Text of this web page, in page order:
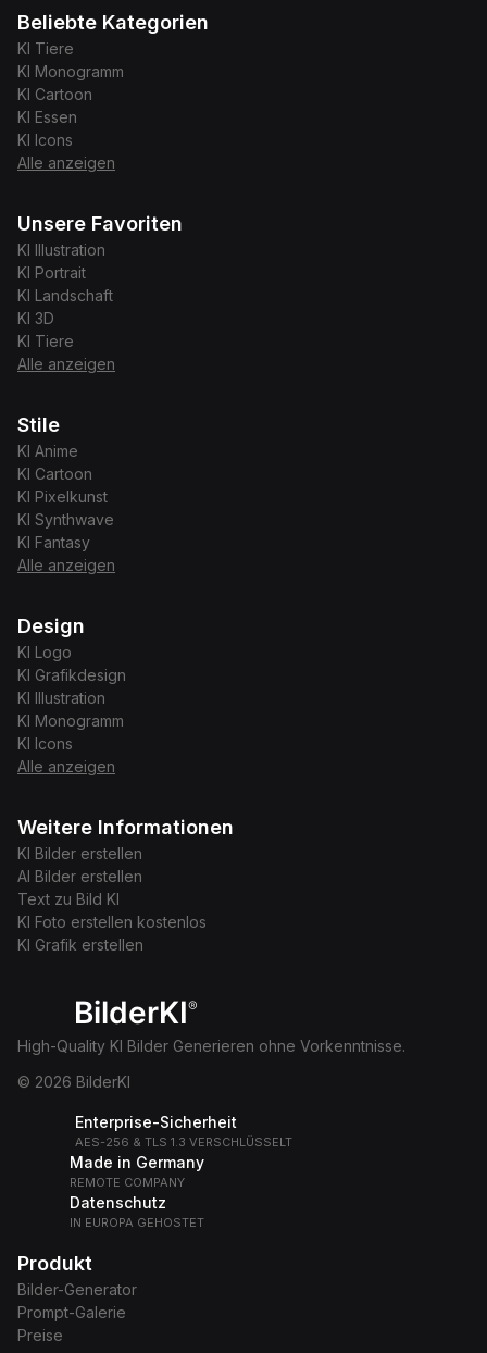
Beliebte Kategorien
KI Tiere
KI Monogramm
KI Cartoon
KI Essen
KI
Icons
Alle anzeigen
Unsere Favoriten
KI
Illustration
KI Portrait
KI Landschaft
KI 3D
KI Tiere
Alle anzeigen
Stile
KI Anime
KI Cartoon
KI Pixelkunst
KI Synthwave
KI Fantasy
Alle anzeigen
Design
KI Logo
KI Grafikdesign
KI
Illustration
KI Monogramm
KI
Icons
Alle anzeigen
Weitere Informationen
KI Bilder erstellen
AI Bilder erstellen
Text zu Bild KI
KI Foto erstellen kostenlos
KI Grafik erstellen
BilderKI®
High-Quality KI Bilder Generieren ohne Vorkenntnisse.
© 2026 BilderKI
Enterprise-Sicherheit
AES-256 & TLS 1.3 VERSCHLÜSSELT
Made in Germany
REMOTE COMPANY
Datenschutz
IN EUROPA GEHOSTET
Produkt
Bilder-Generator
Prompt-Galerie
Preise